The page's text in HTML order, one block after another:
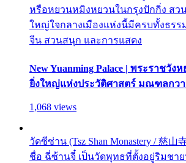
หรือหยวนหมิงหยวนในกรุงปักกิ่ง ส
ใหญ่ใจกลางเมืองแห่งนี้มีครบทั้งธรร
จีน สวนสนุก และการแสดง
New Yuanming Palace | พระราชวั
ยิ่งใหญ่แห่งประวัติศาสตร์ มณฑลกวา
1,068 views
วัดซีซ่าน (Tsz Shan Monastery / 慈
ชื่อ ฉี่ซ้านจี๋ เป็นวัดพุทธที่ตั้งอยู่ริมชาย